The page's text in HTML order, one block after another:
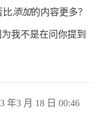
比添加的内容更多？
我不是在问你提到
年3 月 18 日 00:46